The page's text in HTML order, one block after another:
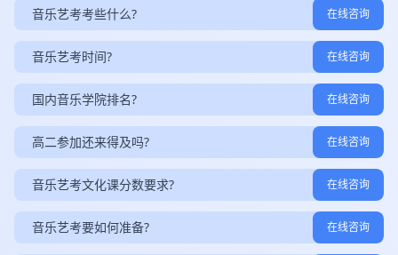
音乐艺考考些什么? 在线咨询
音乐艺考时间? 在线咨询
国内音乐学院排名? 在线咨询
高二参加还来得及吗? 在线咨询
音乐艺考文化课分数要求? 在线咨询
音乐艺考要如何准备? 在线咨询